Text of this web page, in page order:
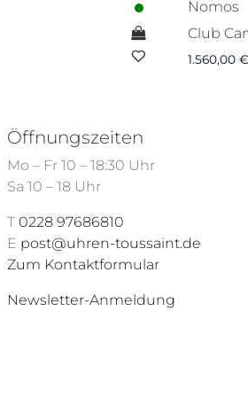
Nomos
Club
1.560,00 €
Öffnungszeiten
Mo – Fr 10 – 18:30 Uhr
Sa 10 – 18 Uhr
T 0228 97686810
E post@uhren-toussaint.de
Zum Kontaktformular
Newsletter-Anmeldung